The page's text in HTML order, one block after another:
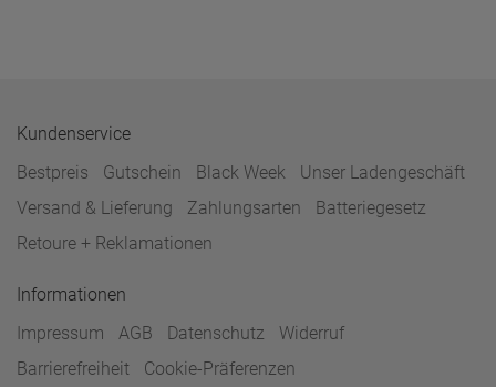
Kundenservice
Bestpreis
Gutschein Black Week
Unser Ladengeschäft
Versand & Lieferung
Zahlungsarten
Batteriegesetz
Retoure + Reklamationen
Informationen
Impressum
AGB Datenschutz
Widerruf
Barrierefreiheit
Cookie-Präferenzen